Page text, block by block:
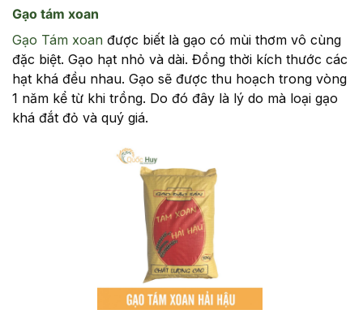
Gạo tám xoan
Gạo Tám xoan được biết là gạo có mùi thơm vô cùng
đặc biệt. Gạo hạt nhỏ và dài. Đồng thời kích thước các
hạt khá đều nhau. Gạo sẽ được thu hoạch trong vòng
1 năm kể từ khi trồng. Do đó đây là lý do mà loại gạo
khá đắt đỏ và quý giá.